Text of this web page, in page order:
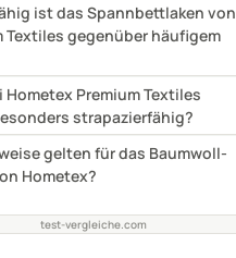
ist das Spannbettlaken von
Textiles gegenüber häufigem
Premium Textiles
strapazierfähig?
gelten für das Baumwoll-
Hometex?
test-vergleiche.com